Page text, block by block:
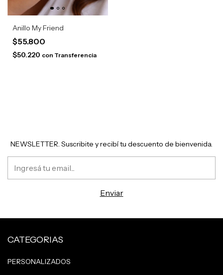
Anillo My Friend
$55.800
$50.220 con Transferencia
NEWSLETTER. Suscribite y recibí tu descuento de bienvenida.
CATEGORIAS
PERSONALIZADOS